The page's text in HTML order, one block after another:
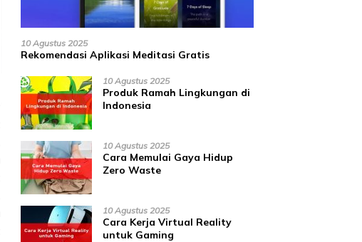
10 Agustus 2025
Rekomendasi Aplikasi Meditasi Gratis
10 Agustus 2025
Produk Ramah Lingkungan di
Indonesia
10 Agustus 2025
Cara Memulai Gaya Hidup
Zero Waste
10 Agustus 2025
Cara Kerja Virtual Reality
untuk Gaming